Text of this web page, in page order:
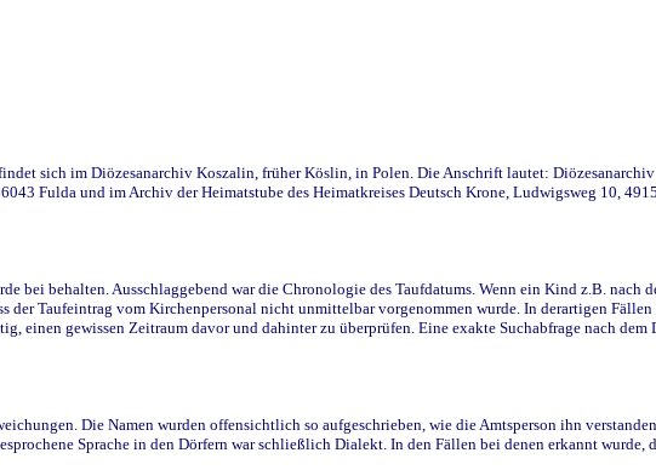
sich im Diözesanarchiv Koszalin, früher Köslin, in Polen. Die Anschrift lautet:
Fulda und im Archiv der Heimatstube des Heimatkreises Deutsch Krone, Ludwigsweg 10,
bei behalten. Ausschlaggebend war die Chronologie des Taufdatums. Wenn ein Kind z.B.
der Taufeintrag vom Kirchenpersonal nicht unmittelbar vorgenommen wurde. In derartigen
einen gewissen Zeitraum davor und dahinter zu überprüfen. Eine exakte Suchabfrage nach
Die Namen wurden offensichtlich so aufgeschrieben, wie die Amtsperson ihn
Sprache in den Dörfern war schließlich Dialekt. In den Fällen bei denen erkannt